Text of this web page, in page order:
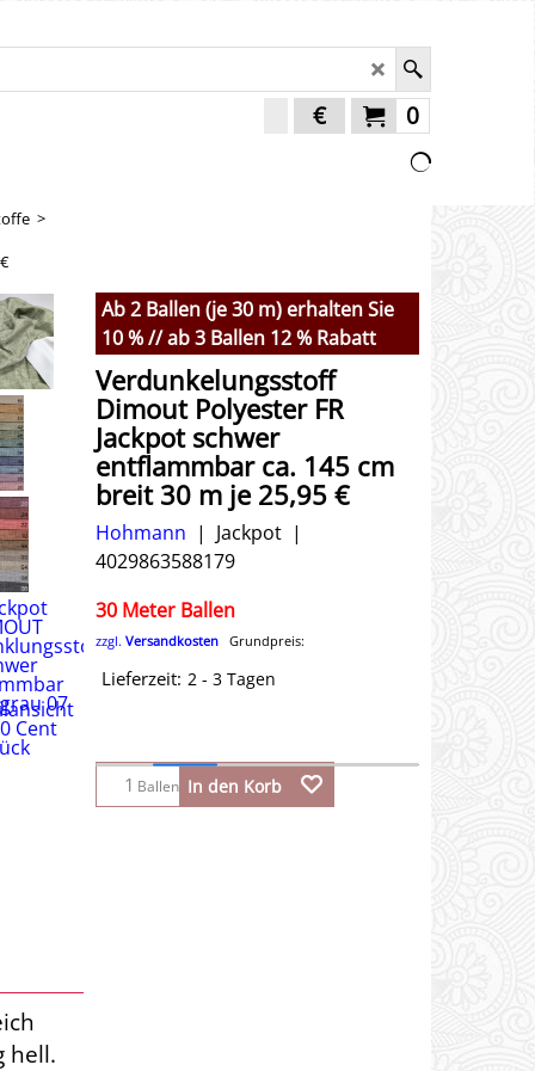
0
€
>
Ab 2 Ballen (je 30 m) erhalten Sie
10 % // ab 3 Ballen 12 % Rabatt
Verdunkelungsstoff
Dimout Polyester FR
Jackpot schwer
entflammbar ca. 145 cm
breit 30 m je 25,95 €
Hohmann
Jackpot
4029863588179
30 Meter Ballen
zzgl. Versandkosten Grundpreis:
Lieferzeit: 2 - 3 Tagen
Ballen In den Korb
hell.